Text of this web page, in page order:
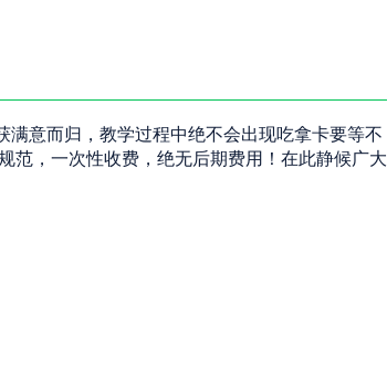
意而归，教学过程中绝不会出现吃拿卡要等不
范，一次性收费，绝无后期费用！在此静候广大